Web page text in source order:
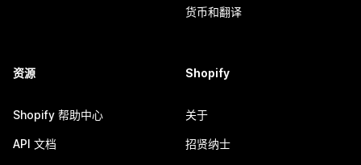
货币和翻译
资源
Shopify 帮助中心
API 文档
Shopify
关于
招贤纳士